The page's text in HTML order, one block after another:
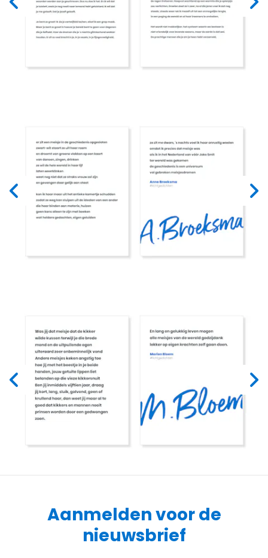
Aanmelden voor de
nieuwsbrief